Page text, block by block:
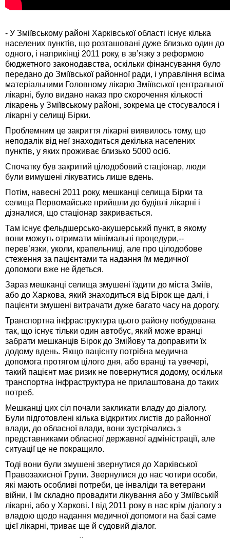
- У Зміївському районі Харківської області існує кілька
населених пунктів, що розташовані дуже близько один до
одного, і наприкінці 2011 року, в зв’язку з реформою
бюджетного законодавства, оскільки фінансування було
передано до Зміївської районної ради, і управління всіма
матеріальними Головному лікарю Зміївської центральної
лікарні, було видано наказ про скорочення кількості
лікарень у Зміївському районі, зокрема це стосувалося і
лікарні у селищі Бірки.
Проблемним це закриття лікарні виявилось тому, що
неподалік від неї знаходиться декілька населених
пунктів, у яких проживає близько 5000 осіб.
Спочатку був закритий цілодобовий стаціонар, люди
були вимушені лікуватись лише вдень.
Потім, навесні 2011 року, мешканці селища Бірки та
селища Первомайське прийшли до будівлі лікарні і
дізналися, що стаціонар закривається.
Там існує фельдшерсько-акушерський пункт, в якому
вони можуть отримати мінімальні процедури,--
перев’язки, уколи, крапельниці, але про цілодобове
стеження за пацієнтами та надання їм медичної
допомоги вже не йдеться.
Зараз мешканці селища змушені їздити до міста Зміїв,
або до Харкова, який знаходиться від Бірок ще далі, і
пацієнти змушені витрачати дуже багато часу на дорогу.
Транспортна інфраструктура цього району побудована
так, що існує тільки один автобус, який може вранці
забрати мешканців Бірок до Змійову та доправити їх
додому вдень. Якщо пацієнту потрібна медична
допомога протягом цілого дня, або вранці та увечері,
такий пацієнт має ризик не повернутися додому, оскільки
транспортна інфраструктура не прилаштована до таких
потреб.
Мешканці цих сіл почали закликати владу до діалогу.
Були підготовлені кілька відкритих листів до районної
влади, до обласної влади, вони зустрічались з
представниками обласної державної адміністрації, але
ситуації це не покращило.
Тоді вони були змушені звернутися до Харківської
Правозахисної Групи. Звернулися до нас чотири особи,
які мають особливі потреби, це інваліди та ветерани
війни, і їм складно провадити лікування або у Зміївській
лікарні, або у Харкові. І від 2011 року в нас крім діалогу з
владою щодо надання медичної допомоги на базі саме
цієї лікарні, триває ще й судовий діалог.